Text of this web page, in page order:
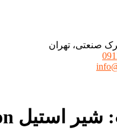
شیر استیل Nippon